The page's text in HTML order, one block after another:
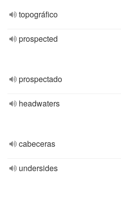
topográfico
prospected
prospectado
headwaters
cabeceras
undersides